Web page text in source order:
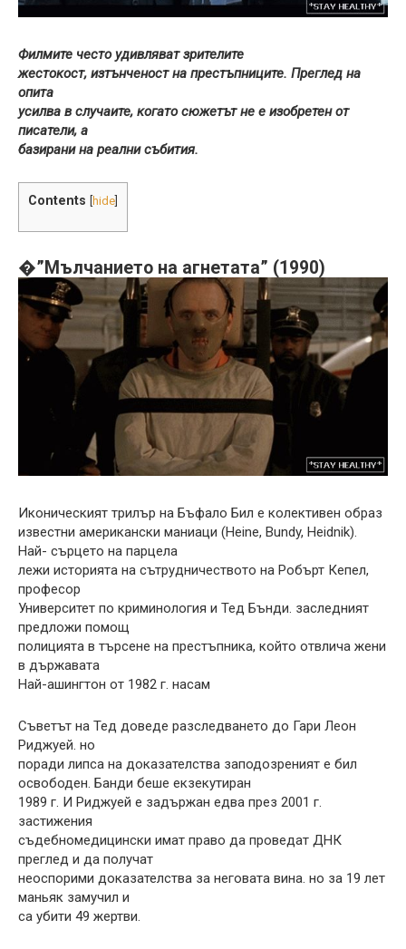
Филмите често удивляват зрителите
жестокост, изтънченост на престъпниците. Преглед на
опита
усилва в случаите, когато сюжетът не е изобретен от
писатели, а
базирани на реални събития.
Contents hide
�”Мълчанието на агнетата” (1990)
Иконическият трилър на Бъфало Бил е колективен образ
известни американски маниаци (Heine, Bundy, Heidnik).
Най- сърцето на парцела
лежи историята на сътрудничеството на Робърт Кепел,
професор
Университет по криминология и Тед Бънди. заследният
предложи помощ
полицията в търсене на престъпника, който отвлича жени
в държавата
Най-ашингтон от 1982 г. насам
Съветът на Тед доведе разследването до Гари Леон
Риджуей. но
поради липса на доказателства заподозреният е бил
освободен. Банди беше екзекутиран
1989 г. И Риджуей е задържан едва през 2001 г.
застижения
съдебномедицински имат право да проведат ДНК
преглед и да получат
неоспорими доказателства за неговата вина. но за 19 лет
маньяк замучил и
са убити 49 жертви.